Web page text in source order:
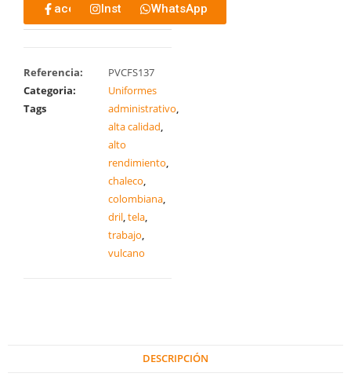
acebookInstagramWhatsApp
Referencia:
PVCFS137
Categoria:
Uniformes
Tags
administrativo,
alta calidad,
alto
rendimiento,
chaleco,
colombiana,
dril,tela,
trabajo,
vulcano
DESCRIPCIÓN